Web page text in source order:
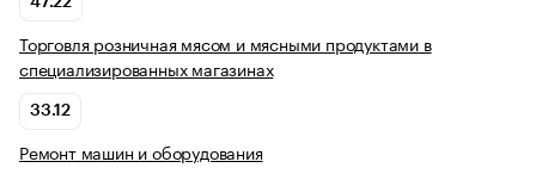
Торговля розничная мясом и мясными продуктами в
специализированных магазинах
33.12
Ремонт машин и оборудования